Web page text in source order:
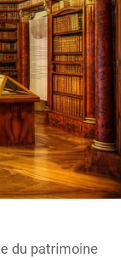
du patrimoine